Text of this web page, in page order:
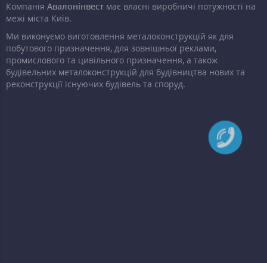
Компанія Авалонінвест має власні виробничі потужності на
межі міста Київ.
Ми виконуємо виготовлення металоконструкцій як для
побутового призначення, для зовнішньої реклами,
промислового та цивільного призначення, а також
будівельних металоконструкцій для будівництва нових та
реконструкції існуючих будівель та споруд.